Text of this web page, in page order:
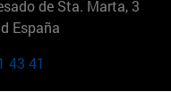
de Sta. Marta, 3
España
43 41